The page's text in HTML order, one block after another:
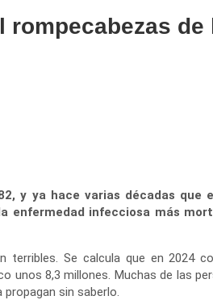
rompecabezas de
y ya hace varias décadas que
enfermedad infecciosa más
terribles. Se calcula que en 2024
unos 8,3 millones. Muchas de las
sin saberlo.